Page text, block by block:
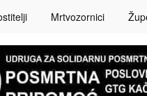
Mrtvozornici